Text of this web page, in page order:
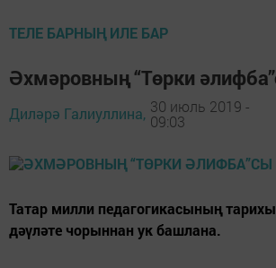
ТЕЛЕ БАРНЫҢ ИЛЕ БАР
Әхмәровның “Төрки
Диләрә Галиуллина, 30 июль 2019 -
09:03
Татар милли педагогикасының
дәүләте чорыннан ук башлана.